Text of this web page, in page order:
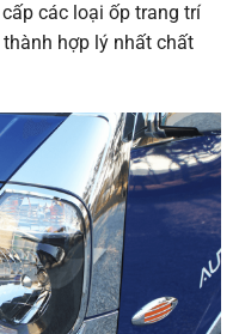
các loại ốp trang trí
hợp lý nhất chất